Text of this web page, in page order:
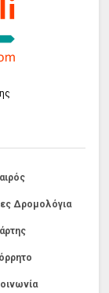
Δρομολόγια